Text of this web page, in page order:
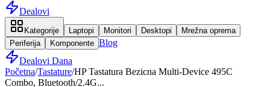
Dealovi
Kategorije Laptopi Monitori Desktopi
Mrežna oprema
Periferija
Komponente Blog
Dealovi Dana
Početna/Tastature/HP Tastatura Bezicna Multi-Device 495C
Combo, Bluetooth/2.4G...